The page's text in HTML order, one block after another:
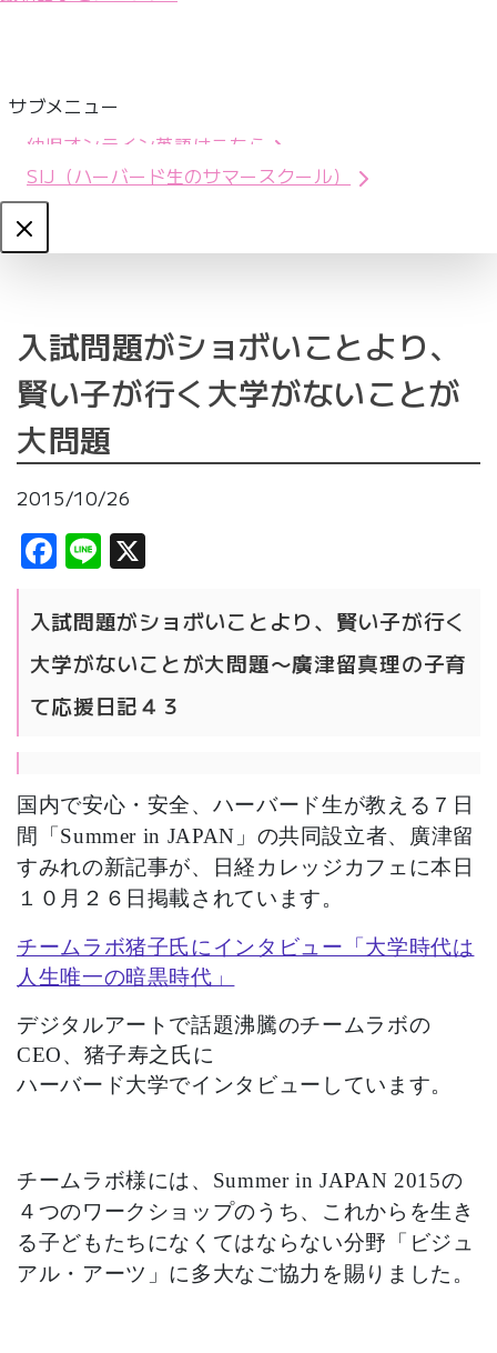
サブメニュー
幼児オンライン英語はこちら
SIJ（ハーバード生のサマースクール）
Close
入試問題がショボいことより、
賢い子が行く大学がないことが
大問題
2015/10/26
Facebook
Line
入試問題がショボいことより、賢い子が行く
大学がないことが大問題〜廣津留真理の子育
て応援日記４３
国内で安心・安全、ハーバード生が教える７日
間「Summer in JAPAN」の共同設立者、 廣津留
すみれの新記事が、日経カレッジカフェに本日
１０月２６日掲載されています。
チームラボ猪子氏にインタビュー「大学時代は
人生唯一の暗黒時代」
デジタルアートで話題沸騰のチームラボの
CEO、猪子寿之氏に
ハーバード大学でインタビューしています。
チームラボ様には、Summer in JAPAN 2015の
４つのワークショップのうち、 これからを生き
る子どもたちになくてはならない分野「ビジュ
アル・アーツ」に多大なご協力を賜りました。